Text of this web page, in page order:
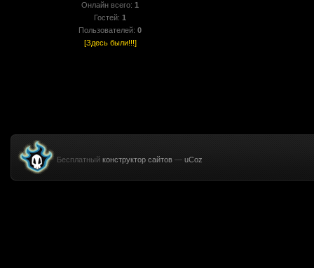
Онлайн всего: 1
Гостей: 1
Пользователей: 0
[Здесь были!!!]
Бесплатный конструктор сайтов — uCoz